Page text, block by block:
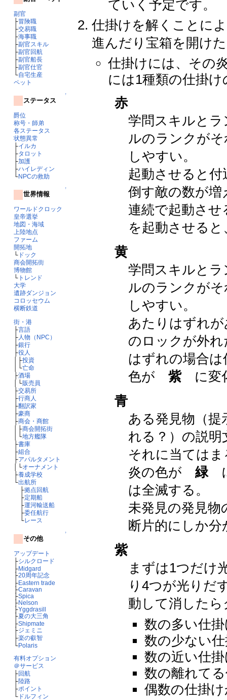
副官
├冒険職
├交易職
├海事職
├副官スキル
├副官回航
├副官船長
├副官仕官
└自宅生産
ペット
↑
ステータス
爵位
称号・師弟
各ステータス
状態異常
├イルカ
├タロット
├加護
├ハイレディン
└NPCの救助
↑
世界情報
ワールドクロック
皇帝選挙
地図・海域
上陸地点
ファーム
開拓地
└ドック
商会開拓街
博物館
└トレンド
大学
遺跡ダンジョン
コロッセウム
横断鉄道
街・港
├言語
├人物（NPC）
├銀行
├役人
│├投資
│└亡命
├酒場
│└販売員
├交易所
├行商人
├翻訳家
├豪商
├商会・商館
│├商会開拓街
│└地方艦隊
├書庫
├組合
├アパルタメント
│└オーナメント
├養成学校
└出航所
├拠点回航
├定期船
├運河輸送船
├委任航行
└レース
↑
その他
アップデート
├シルクロード
├Midgard
├20周年記念
├Eastern trade
├Caravan
├Spica
├Nelson
├Yggdrasill
├夏の大三角
├Shipmate
├ジェミニ
├楽の叡智
└Polaris
有料オプション
＠サービス
├回航
├陸路
├ポイント
└ドルフィン
ていく予定です。
仕掛けを解くことに
進んだり宝箱を開け
仕掛けには、その
には1種類の仕掛
赤
学問スキルと
ルのランクが
しやすい。
起動させると
倒す敵の数が
連続で起動さ
を起動させる
黄
学問スキルと
ルのランクが
しやすい。
あたりはずれ
のロックが外
はずれの場合
色が紫に変
青
ある発見物（
れる？）の説明
それに当ては
炎の色が緑に
は全滅する。
未発見の発見物
断片的にしか
紫
まずは1つだけ
り4つが光りだ
動して消した
数の多い仕
数の少ない
数の近い仕
数の離れて
偶数の仕掛